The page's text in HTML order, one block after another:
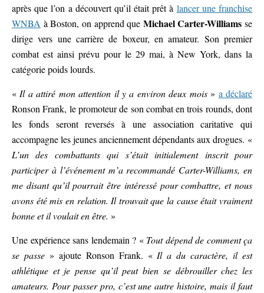
après que l’on a découvert qu’il était prêt à lancer une franchise
WNBA à Boston, on apprend que Michael Carter-Williams se
dirige vers une carrière de boxeur, en amateur. Son premier
combat est ainsi prévu pour le 29 mai, à New York, dans la
catégorie poids lourds.
«Il a attiré mon attention il y a environ deux mois» a déclaré
Ronson Frank, le promoteur de son combat en trois rounds, dont
les fonds seront reversés à une association caritative qui
accompagne les jeunes anciennement dépendants aux drogues. «
L’un des combattants qui s’était initialement inscrit pour
participer à l’événement m’a recommandé Carter-Williams, en
me disant qu’il pourrait être intéressé pour combattre, et nous
avons été mis en relation. Il trouvait que la cause était vraiment
bonne et il voulait en être. »
Une expérience sans lendemain ? « Tout dépend de comment ça
se passe» ajoute Ronson Frank. «Il a du caractère, il est
athlétique et je pense qu’il peut bien se débrouiller chez les
amateurs. Pour passer pro, c’est une autre histoire, mais il faut